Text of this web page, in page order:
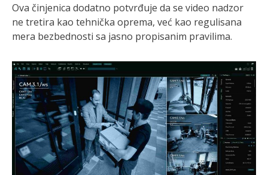
Ova činjenica dodatno potvrđuje da se video nadzor
ne tretira kao tehnička oprema, već kao regulisana
mera bezbednosti sa jasno propisanim pravilima.